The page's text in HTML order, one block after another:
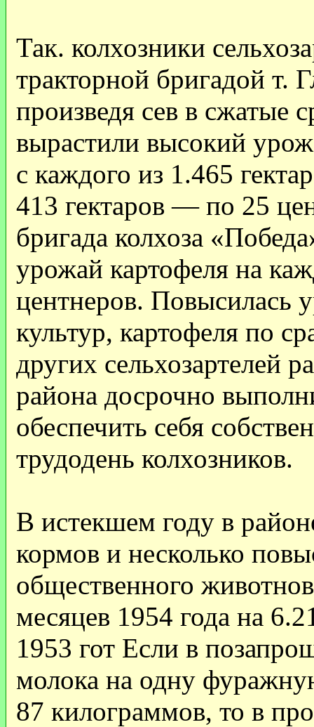
Так. колхозники
тракторной бригадой т.
произведя сев в сжатые
вырастили высокий
с каждого из 1.465
413 гектаров — по 25
бригада колхоза
урожай картофеля на
центнеров. Повысилась
культур, картофеля по
других сельхозартелей
района досрочно
обеспечить себя
трудодень колхозников.
В истекшем году в
кормов и несколько
общественного
месяцев 1954 года на
1953 гот Если в
молока на одну
87 килограммов, то в